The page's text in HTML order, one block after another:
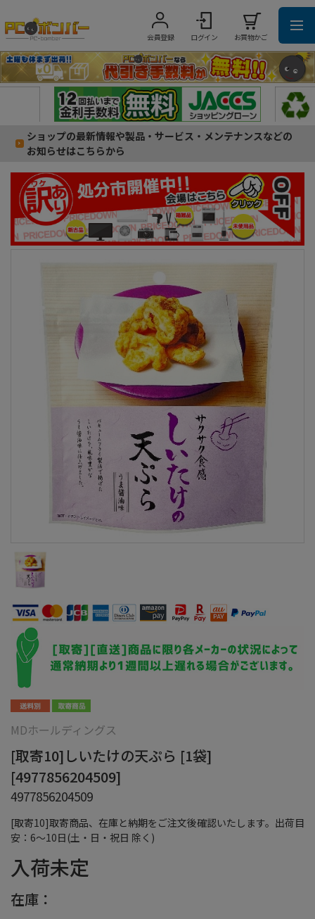
会員登録 ログイン お買物かご
ショップの最新情報や製品・サービス・メンテナンスなどの
お知らせはこちらから
[取寄10]取寄商品、在庫と納期をご注文後確認いたします。出荷目
安：6～10日(土・日・祝日 除く)
MDホールディングス
[取寄10]しいたけの天ぷら [1袋]
[4977856204509]
4977856204509
入荷未定
在庫：